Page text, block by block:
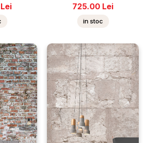
Lei 725.00 Lei
in stoc